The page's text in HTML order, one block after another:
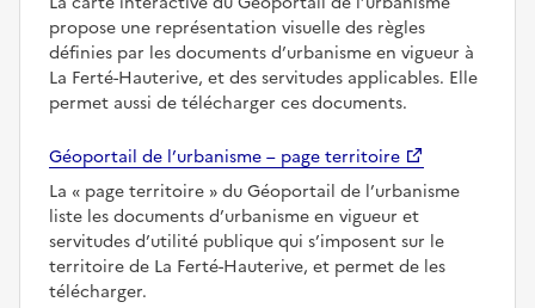
propose une représentation visuelle des règles
définies par les documents d’urbanisme en vigueur à
La Ferté-Hauterive, et des servitudes applicables. Elle
permet aussi de télécharger ces documents.
Géoportail de l’urbanisme – page territoire
La
page territoire
du Géoportail de l’urbanisme
liste les documents d’urbanisme en vigueur et
servitudes d’utilité publique qui s’imposent sur le
territoire de La Ferté-Hauterive, et permet de les
télécharger.